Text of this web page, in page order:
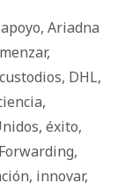
apoyo, Ariadna
,
custodios, DHL,
,
, éxito,
,
, innovar,